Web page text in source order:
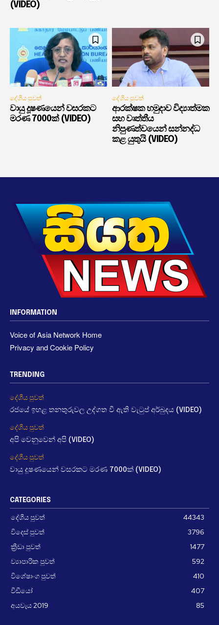
(VIDEO)
දේශීය පුවත්
වායු දූෂණයෙන් වසරකට
මරණ 7000ක් (VIDEO)
දේශීය පුවත්
ආරක්ෂක හමුදාව විද්‍යාත්මක
සහ වෘත්තීය
නිපුණත්වයෙන් සන්නද්ධ
කළ යුතුයි (VIDEO)
INFORMATION
Voice of Asia Network Home
Privacy and Cookie Policy
TRENDING
දේශීය පුවත්
රජයේ ඉහළ තනතුරුවල උද්ගත වී ඇති වැටුප් අර්බුදය (VIDEO)
දේශීය පුවත්
අපි වෙනුවෙන් අපි (VIDEO)
දේශීය පුවත්
වායු දූෂණයෙන් වසරකට මරණ 7000ක් (VIDEO)
CATEGORIES
දේශීය පුවත්
44343
විදෙස් පුවත්
3796
ක්‍රීඩා පුවත්
1477
ව්‍යාපාරික පුවත්
592
විශේෂාංග පුවත්
410
වීඩීයෝ
407
අයවැය 2019
85